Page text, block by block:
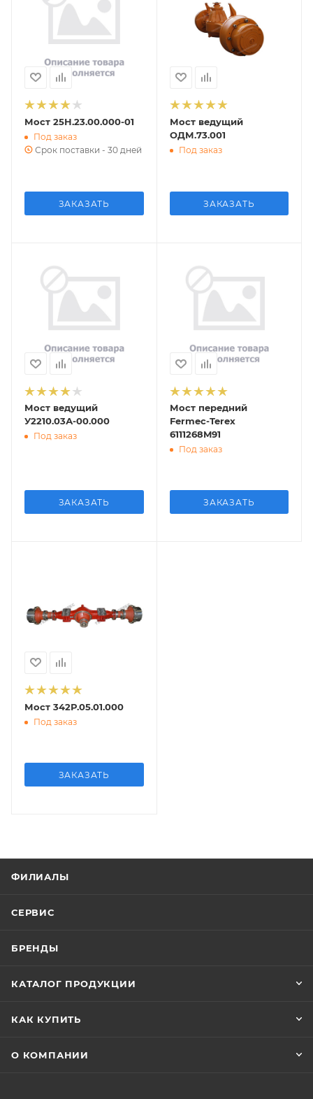
Мост 25Н.23.00.000-01
Под заказ
Срок поставки - 30 дней
ЗАКАЗАТЬ
Мост ведущий
ОДМ.73.001
Под заказ
ЗАКАЗАТЬ
Мост ведущий
У2210.03А-00.000
Под заказ
ЗАКАЗАТЬ
Мост передний
Fermec-Terex
6111268M91
Под заказ
ЗАКАЗАТЬ
Мост 342Р.05.01.000
Под заказ
ЗАКАЗАТЬ
ФИЛИАЛЫ
СЕРВИС
БРЕНДЫ
КАТАЛОГ ПРОДУКЦИИ
КАК КУПИТЬ
О КОМПАНИИ